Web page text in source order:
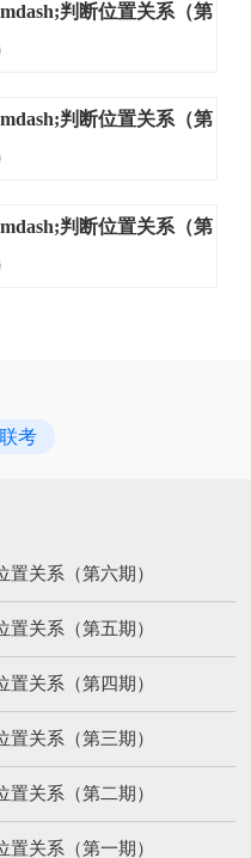
考
关系（第六期）
关系（第五期）
关系（第四期）
关系（第三期）
关系（第二期）
关系（第一期）